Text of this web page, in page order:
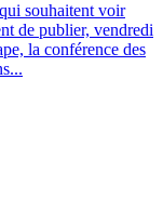
souhaitent voir
de publier, vendredi
la conférence des